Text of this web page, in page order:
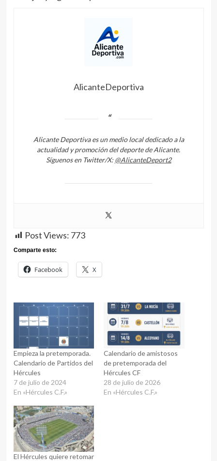
AlicanteDeportiva
Alicante Deportiva es un medio local dedicado a la
actualidad y promoción del deporte de Alicante.
Síguenos en Twitter/X: @AlicanteDeport2
Post Views: 773
Comparte esto:
Facebook X
Empieza la pretemporada.
Calendario de Partidos del
Hércules
7 de julio de 2024
En «Hércules C.F.»
Calendario de amistosos
de pretemporada del
Hércules CF
28 de julio de 2026
En «Hércules C.F.»
El Hércules quiere retomar